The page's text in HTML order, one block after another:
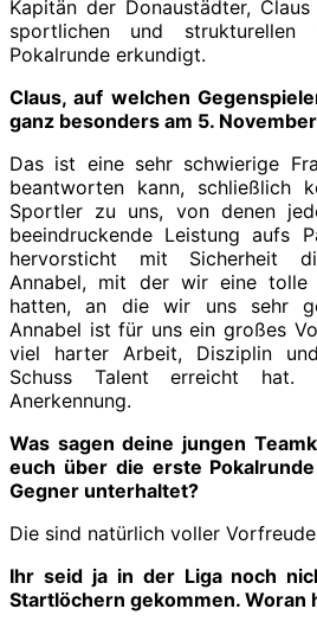
Kapitän der Donaustädter,
sportlichen und strukturellen
Pokalrunde erkundigt.
Claus, auf welchen
ganz besonders am 5.
Das ist eine sehr schwierige
beantworten kann, schließlich
Sportler zu uns, von denen
beeindruckende Leistung aufs
hervorsticht mit Sicherheit
Annabel, mit der wir eine tolle
hatten, an die wir uns sehr
Annabel ist für uns ein großes
viel harter Arbeit, Disziplin
Schuss Talent erreicht hat.
Anerkennung.
Was sagen deine jungen
euch über die erste
Gegner unterhaltet?
Die sind natürlich voller
Ihr seid ja in der Liga noch
Startlöchern gekommen. Woran